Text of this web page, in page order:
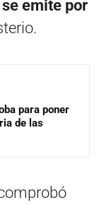
se emite por
para poner
de las